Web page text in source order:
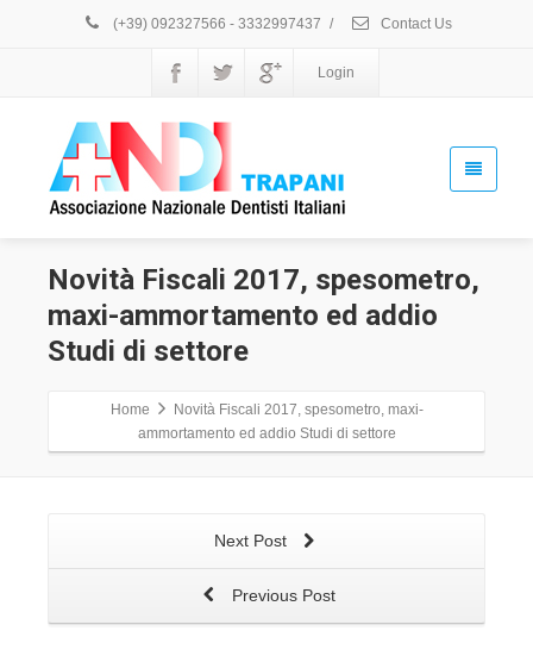
(+39) 092327566 - 3332997437 / Contact Us
Login
Novità Fiscali 2017, spesometro,
maxi-ammortamento ed addio
Studi di settore
Home
Novità Fiscali 2017, spesometro, maxi-
ammortamento ed addio Studi di settore
Next Post
Previous Post